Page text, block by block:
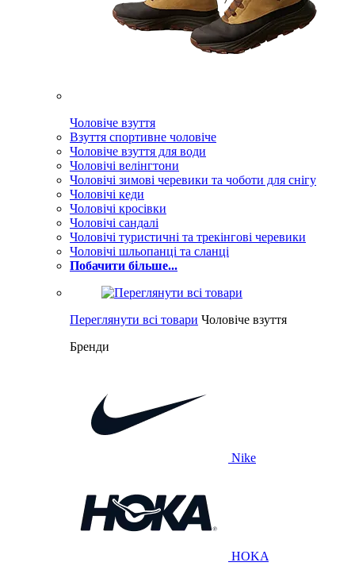
Чоловіче взуття
Взуття спортивне чоловіче
Чоловіче взуття для води
Чоловічі велінгтони
Чоловічі зимові черевики та чоботи для снігу
Чоловічі кеди
Чоловічі кросівки
Чоловічі сандалі
Чоловічі туристичні та трекінгові черевики
Чоловічі шльопанці та сланці
Побачити більше...
Переглянути всі товари Чоловіче взуття
Бренди
Nike
HOKA